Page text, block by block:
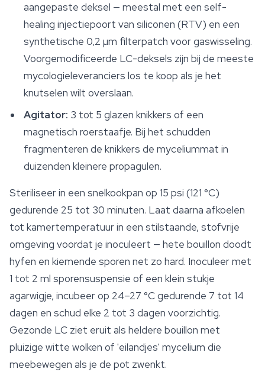
aangepaste deksel — meestal met een self-
healing injectiepoort van siliconen (RTV) en een
synthetische 0,2 µm filterpatch voor gaswisseling.
Voorgemodificeerde LC-deksels zijn bij de meeste
mycologieleveranciers los te koop als je het
knutselen wilt overslaan.
Agitator: 3 tot 5 glazen knikkers of een
magnetisch roerstaafje. Bij het schudden
fragmenteren de knikkers de myceliummat in
duizenden kleinere propagulen.
Steriliseer in een snelkookpan op 15 psi (121 °C)
gedurende 25 tot 30 minuten. Laat daarna afkoelen
tot kamertemperatuur in een stilstaande, stofvrije
omgeving voordat je inoculeert — hete bouillon doodt
hyfen en kiemende sporen net zo hard. Inoculeer met
1 tot 2 ml sporensuspensie of een klein stukje
agarwigje, incubeer op 24–27 °C gedurende 7 tot 14
dagen en schud elke 2 tot 3 dagen voorzichtig.
Gezonde LC ziet eruit als heldere bouillon met
pluizige witte wolken of 'eilandjes' mycelium die
meebewegen als je de pot zwenkt.